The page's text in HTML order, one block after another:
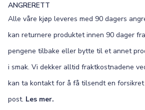
ANGRERETT
Alle våre kjøp leveres med 90 dagers
kan returnere produktet innen 90 dager
pengene tilbake eller bytte til et annet
i smak. Vi dekker alltid fraktkostnadene
kan ta kontakt for å få tilsendt en
post. Les mer.